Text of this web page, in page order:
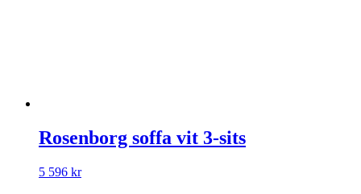
Rosenborg soffa vit 3-sits
5 596 kr